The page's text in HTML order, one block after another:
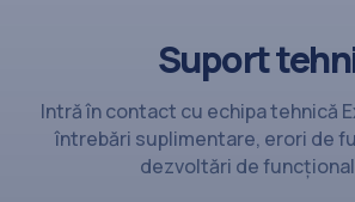
Suport
Intră în contact cu echipa tehnică
întrebări suplimentare, erori de
dezvoltări de